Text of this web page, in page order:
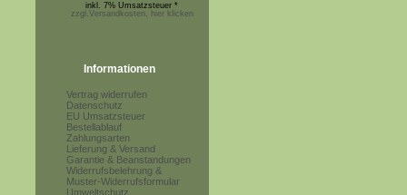
inkl. 7% Umsatzsteuer *
zzgl.Versandkosten, hier klicken
Informationen
Vertrag widerrufen
Datenschutz
EU Umsatzsteuer
Bestellablauf
Zahlungsarten
Lieferung & Versand
Garantie & Beanstandungen
Widerrufsbelehrung &
Muster-Widerrufsformular
Umweltschutz